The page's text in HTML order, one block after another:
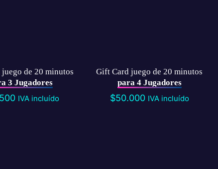
de 20 minutos
3 Jugadores
IVA incluído
Gift Card juego de 20 minutos
para 4 Jugadores
$50.000 IVA incluído